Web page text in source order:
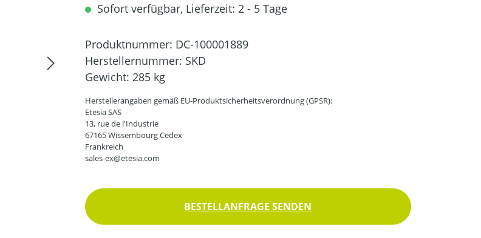
Sofort verfügbar, Lieferzeit: 2 - 5 Tage
Produktnummer: DC-100001889
Herstellernummer: SKD
Gewicht: 285 kg
Herstellerangaben gemäß EU-Produktsicherheitsverordnung (GPSR):
Etesia SAS
13, rue de l'Industrie
67165 Wissembourg Cedex
Frankreich
sales-ex@etesia.com
BESTELLANFRAGE SENDEN